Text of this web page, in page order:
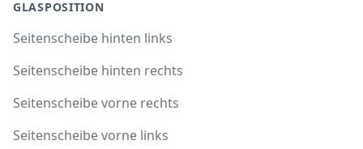
GLASPOSITION
Seitenscheibe hinten links
Seitenscheibe hinten rechts
Seitenscheibe vorne rechts
Seitenscheibe vorne links